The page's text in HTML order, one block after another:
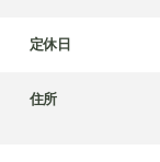
定休日
住所